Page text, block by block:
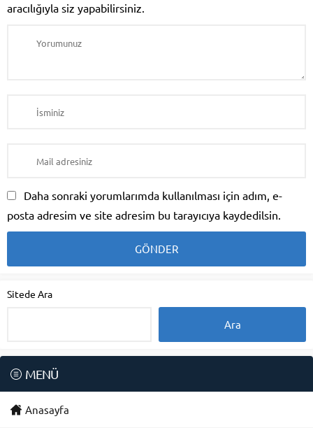
aracılığıyla siz yapabilirsiniz.
Daha sonraki yorumlarımda kullanılması için adım, e-
posta adresim ve site adresim bu tarayıcıya kaydedilsin.
Sitede Ara
MENÜ
Anasayfa